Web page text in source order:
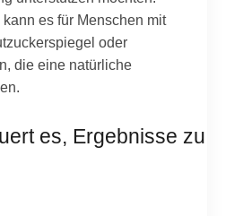
es für Menschen mit
oder
die eine natürliche
es, Ergebnisse zu